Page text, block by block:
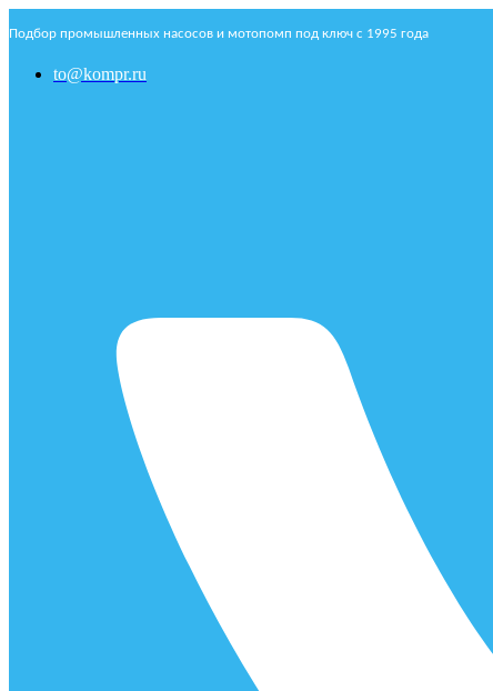
Подбор промышленных насосов и мотопомп под ключ с 1995 года
to@kompr.ru